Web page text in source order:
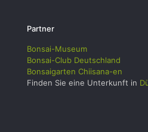
Partner
Bonsai-Museum
Bonsai-Club Deutschland
Bonsaigarten Chiisana-en
Finden Sie eine Unterkunft in